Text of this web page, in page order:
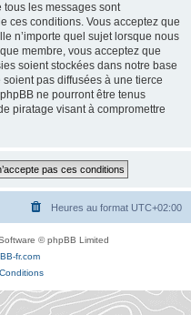
tous les messages sont
ces conditions. Vous acceptez que
n’importe quel sujet lorsque nous
membre, vous acceptez que
soient stockées dans notre base
pas diffusées à une tierce
ne pourront être tenus
piratage visant à compromettre
Heures au format UTC+02:00
© phpBB Limited
fr.com
Conditions